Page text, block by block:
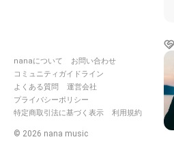
nanaについて
お問い合わせ
コミュニティガイドライン
よくある質問
運営会社
プライバシーポリシー
特定商取引法に基づく表示
利用規約
© 2026 nana music